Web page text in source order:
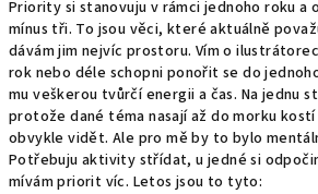
Priority si stanovuju v rámci jednoho roku a
mínus tři. To jsou věci, které aktuálně
dávám jim nejvíc prostoru. Vím o
rok nebo déle schopni ponořit se do
mu veškerou tvůrčí energii a čas. Na jednu
protože dané téma nasají až do morku
obvykle vidět. Ale pro mě by to bylo
Potřebuju aktivity střídat, u jedné si
mívám priorit víc. Letos jsou to tyto: